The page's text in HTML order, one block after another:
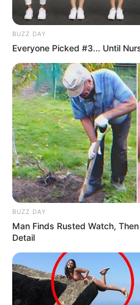
BUZZ DAY
Everyone Picked #3... Until
BUZZ DAY
Man Finds Rusted Watch,
Detail